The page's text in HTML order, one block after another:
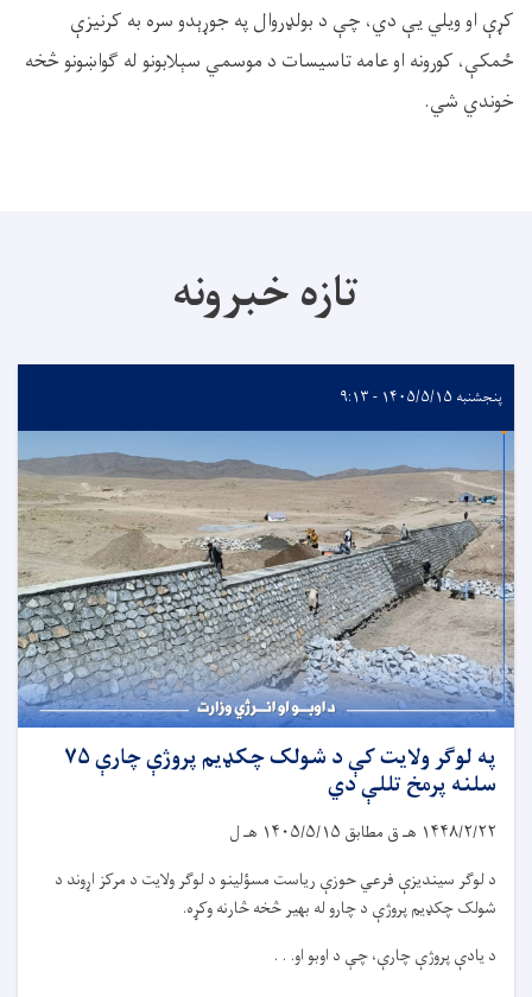
کړې او ویلي یې دي، چې د بولډروال په جوړېدو سره به کرنیزې
ځمکې، کورونه او عامه تاسیسات د موسمي سېلابونو له ګواښونو څخه
خوندي شي.
تازه خبرونه
پنجشنبه ۱۴۰۵/۵/۱۵ - ۹:۱۳
په لوګر ولایت کې د شولک چکډیم پروژې چارې ۷۵
سلنه پرمخ تللې دي
۱۴۴۸/۲/۲۲ هـ ق مطابق ۱۴۰۵/۵/۱۵ هـ ل
د لوګر سیندیزې فرعي حوزې ریاست مسؤلینو د لوګر ولایت د مرکز اړوند د
شولک چکډیم پروژې د چارو له بهیر څخه څارنه وکړه.
د یادې پروژې چارې، چې د اوبو او. . .